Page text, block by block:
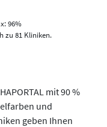
96%
zu 81 Kliniken.
mit 90 %
und
geben Ihnen